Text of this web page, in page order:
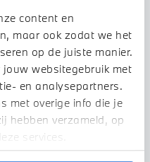
content en
maar ook zodat we het
op de juiste manier.
websitegebruik met
en analysepartners.
met overige info die je
hebben verzameld, op
services.